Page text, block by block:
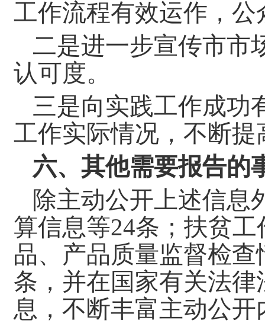
工作流程有效运作，
二是进一步宣传市市
认可度。
三是向实践工作成功
工作实际情况，不断提
六、其他需要报告的
除主动公开上述信息
算信息等24条；扶贫
品、产品质量监督检
条，并在国家有关法
息，不断丰富主动公开